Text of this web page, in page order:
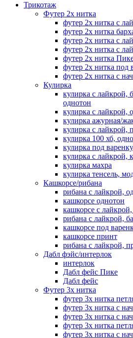
Трикотаж
Футер 2х нитка
футер 2х нитка с
футер 2х нитка
футер 2х нитка с
футер 2х нитка с
футер 2х нитка
футер 2х нитка под
футер 2х нитка с
Кулирка
кулирка с лайкрой,
однотон
кулирка с лайкрой,
кулирка ажурная/
кулирка с лайкрой,
кулирка 100 хб,
кулирка под варенку
кулирка с лайкрой,
кулирка махра
кулирка тенсель,
Кашкорсе/рибана
рибана с лайкрой,
кашкорсе однотон
кашкорсе с
рибана с лайкрой,
кашкорсе под
кашкорсе принт
рибана с лайкрой,
Дабл фэйс/интерлок
интерлок
Дабл фейс Пике
Дабл фейс
Футер 3х нитка
футер 3х нитка
футер 3х нитка с
футер 3х нитка с
футер 3х нитка
футер 3х нитка с